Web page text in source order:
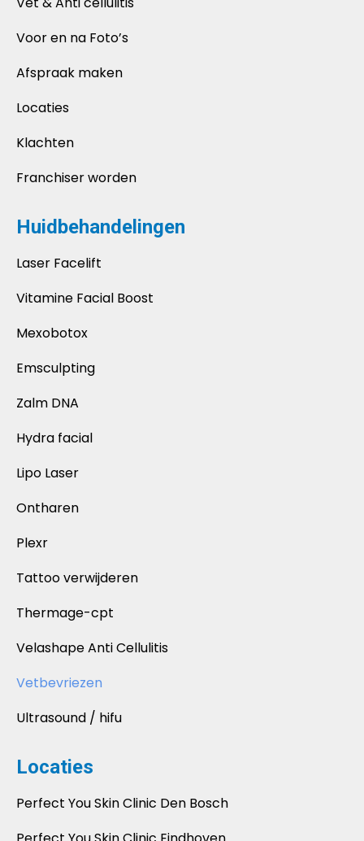
Voor en na Foto’s
Afspraak maken
Locaties
Klachten
Franchiser worden
Huidbehandelingen
Laser Facelift
Vitamine Facial Boost
Mexobotox
Emsculpting
Zalm DNA
Hydra facial
Lipo Laser
Ontharen
Plexr
Tattoo verwijderen
Thermage-cpt
Velashape Anti Cellulitis
Vetbevriezen
Ultrasound / hifu
Locaties
Perfect You Skin Clinic Den Bosch